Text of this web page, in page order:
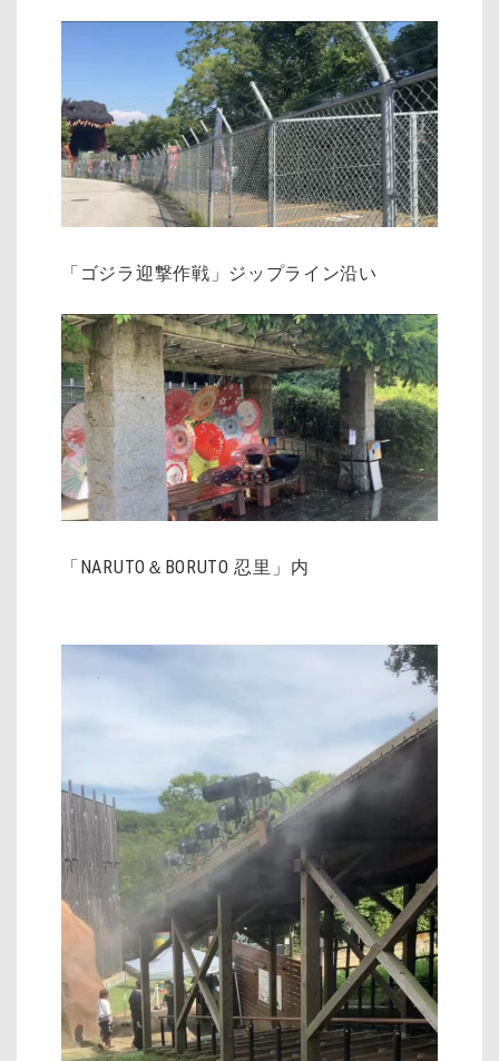
「ゴジラ迎撃作戦」ジップライン沿い
「NARUTO＆BORUTO 忍里」内